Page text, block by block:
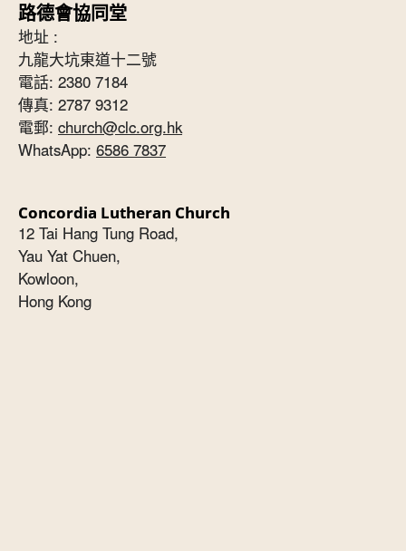
路德會協同堂
地址 :
九龍大坑東道十二號
電話: 2380 7184
傳真: 2787 9312
電郵: church@clc.org.hk
WhatsApp: 6586 7837
Concordia Lutheran Church
12 Tai Hang Tung Road,
Yau Yat Chuen,
Kowloon,
Hong Kong